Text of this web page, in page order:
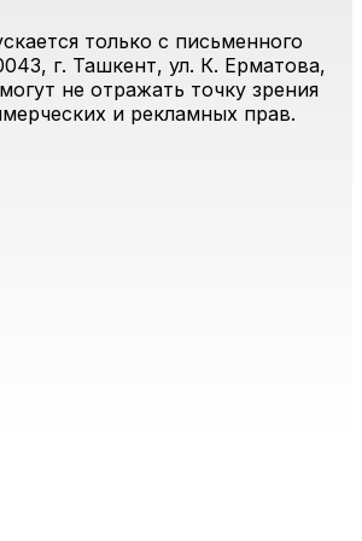
только с письменного
г. Ташкент, ул. К. Ерматова,
не отражать точку зрения
и рекламных прав.